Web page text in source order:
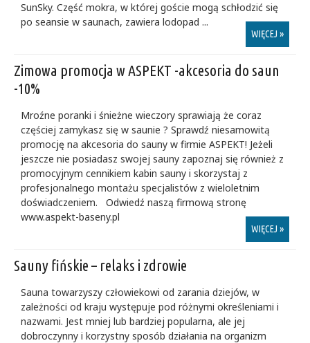
SunSky. Część mokra, w której goście mogą schłodzić się
po seansie w saunach, zawiera lodopad ...
WIĘCEJ »
Zimowa promocja w ASPEKT -akcesoria do saun
-10%
Mroźne poranki i śnieżne wieczory sprawiają że coraz
częściej zamykasz się w saunie ? Sprawdź niesamowitą
promocję na akcesoria do sauny w firmie ASPEKT! Jeżeli
jeszcze nie posiadasz swojej sauny zapoznaj się również z
promocyjnym cennikiem kabin sauny i skorzystaj z
profesjonalnego montażu specjalistów z wieloletnim
doświadczeniem. Odwiedź naszą firmową stronę
www.aspekt-baseny.pl
WIĘCEJ »
Sauny fińskie – relaks i zdrowie
Sauna towarzyszy człowiekowi od zarania dziejów, w
zależności od kraju występuje pod różnymi określeniami i
nazwami. Jest mniej lub bardziej popularna, ale jej
dobroczynny i korzystny sposób działania na organizm